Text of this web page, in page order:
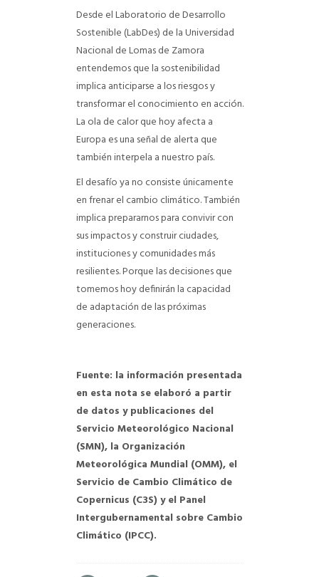
Desde el Laboratorio de Desarrollo
Sostenible (LabDes) de la Universidad
Nacional de Lomas de Zamora
entendemos que la sostenibilidad
implica anticiparse a los riesgos y
transformar el conocimiento en acción.
La ola de calor que hoy afecta a
Europa es una señal de alerta que
también interpela a nuestro país.
El desafío ya no consiste únicamente
en frenar el cambio climático. También
implica prepararnos para convivir con
sus impactos y construir ciudades,
instituciones y comunidades más
resilientes. Porque las decisiones que
tomemos hoy definirán la capacidad
de adaptación de las próximas
generaciones.
Fuente: la información presentada
en esta nota se elaboró a partir
de datos y publicaciones del
Servicio Meteorológico Nacional
(SMN), la Organización
Meteorológica Mundial (OMM), el
Servicio de Cambio Climático de
Copernicus (C3S) y el Panel
Intergubernamental sobre Cambio
Climático (IPCC).